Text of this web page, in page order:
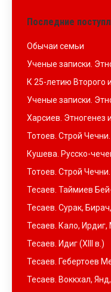
Последние
Обычаи семьи
Ученые записки.
К 25-летию Второго
Ученые записки.
Харсиев. Этногенез
Тотоев. Строй Чечни.
Кушева. Русско-
Тотоев. Строй
Тесаев. Таймиев
Тесаев. Сурак,
Тесаев. Кало,
Тесаев. Идиг (XIII в.)
Тесаев. Гебертоев
Тесаев. Воккхал,